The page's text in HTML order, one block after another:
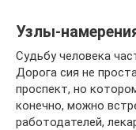
Узлы-
Судьбу человека
Дорога сия не
проспект, но
конечно, можно
работодателей,